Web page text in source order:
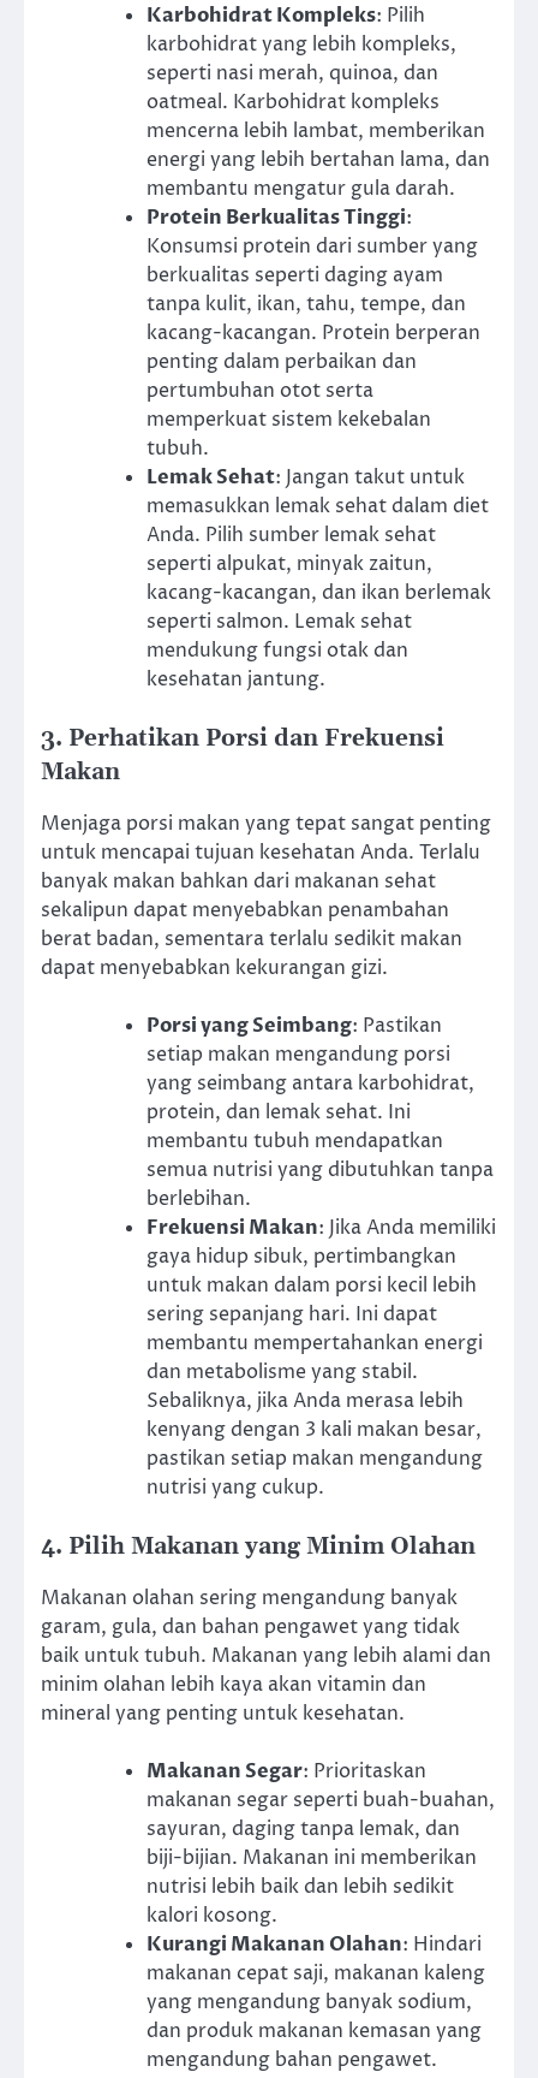
Karbohidrat Kompleks: Pilih
karbohidrat yang lebih kompleks,
seperti nasi merah, quinoa, dan
oatmeal. Karbohidrat kompleks
mencerna lebih lambat, memberikan
energi yang lebih bertahan lama, dan
membantu mengatur gula darah.
Protein Berkualitas Tinggi:
Konsumsi protein dari sumber yang
berkualitas seperti daging ayam
tanpa kulit, ikan, tahu, tempe, dan
kacang-kacangan. Protein berperan
penting dalam perbaikan dan
pertumbuhan otot serta
memperkuat sistem kekebalan
tubuh.
Lemak Sehat: Jangan takut untuk
memasukkan lemak sehat dalam diet
Anda. Pilih sumber lemak sehat
seperti alpukat, minyak zaitun,
kacang-kacangan, dan ikan berlemak
seperti salmon. Lemak sehat
mendukung fungsi otak dan
kesehatan jantung.
3. Perhatikan Porsi dan Frekuensi
Makan
Menjaga porsi makan yang tepat sangat penting
untuk mencapai tujuan kesehatan Anda. Terlalu
banyak makan bahkan dari makanan sehat
sekalipun dapat menyebabkan penambahan
berat badan, sementara terlalu sedikit makan
dapat menyebabkan kekurangan gizi.
Porsi yang Seimbang: Pastikan
setiap makan mengandung porsi
yang seimbang antara karbohidrat,
protein, dan lemak sehat. Ini
membantu tubuh mendapatkan
semua nutrisi yang dibutuhkan tanpa
berlebihan.
Frekuensi Makan: Jika Anda memiliki
gaya hidup sibuk, pertimbangkan
untuk makan dalam porsi kecil lebih
sering sepanjang hari. Ini dapat
membantu mempertahankan energi
dan metabolisme yang stabil.
Sebaliknya, jika Anda merasa lebih
kenyang dengan 3 kali makan besar,
pastikan setiap makan mengandung
nutrisi yang cukup.
4. Pilih Makanan yang Minim Olahan
Makanan olahan sering mengandung banyak
garam, gula, dan bahan pengawet yang tidak
baik untuk tubuh. Makanan yang lebih alami dan
minim olahan lebih kaya akan vitamin dan
mineral yang penting untuk kesehatan.
Makanan Segar: Prioritaskan
makanan segar seperti buah-buahan,
sayuran, daging tanpa lemak, dan
biji-bijian. Makanan ini memberikan
nutrisi lebih baik dan lebih sedikit
kalori kosong.
Kurangi Makanan Olahan: Hindari
makanan cepat saji, makanan kaleng
yang mengandung banyak sodium,
dan produk makanan kemasan yang
mengandung bahan pengawet.